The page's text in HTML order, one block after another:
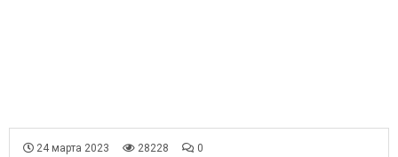
24 марта 2023 28228 0